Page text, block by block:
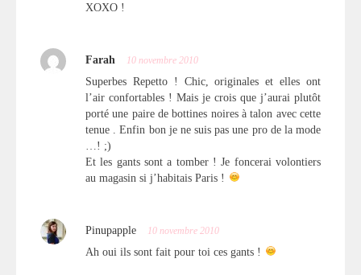
XOXO !
Farah 10 novembre 2010
Superbes Repetto ! Chic, originales et elles ont
l’air confortables ! Mais je crois que j’aurai plutôt
porté une paire de bottines noires à talon avec cette
tenue . Enfin bon je ne suis pas une pro de la mode
…! ;)
Et les gants sont a tomber ! Je foncerai volontiers
au magasin si j’habitais Paris !
Pinupapple 10 novembre 2010
Ah oui ils sont fait pour toi ces gants !